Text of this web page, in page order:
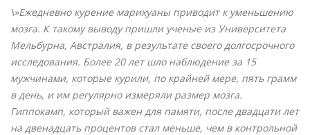
\»Ежедневно курение марихуаны приводит к уменьшению
мозга. К такому выводу пришли ученые из Университета
Мельбурна, Австралия, в результате своего долгосрочного
исследования. Более 20 лет шло наблюдение за 15
мужчинами, которые курили, по крайней мере, пять грамм
в день, и им регулярно измеряли размер мозга.
Гиппокамп, который важен для памяти, после двадцати лет
на двенадцать процентов стал меньше, чем в контрольной